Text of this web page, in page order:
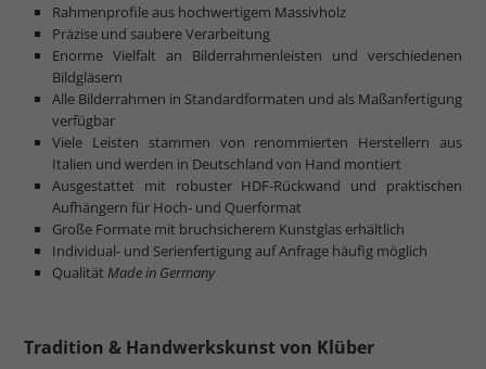
Rahmenprofile aus hochwertigem Massivholz
Präzise und saubere Verarbeitung
Enorme Vielfalt an Bilderrahmenleisten und verschiedenen
Bildgläsern
Alle Bilderrahmen in Standardformaten und als Maßanfertigung
verfügbar
Viele Leisten stammen von renommierten Herstellern aus
Italien und werden in Deutschland von Hand montiert
Ausgestattet mit robuster HDF-Rückwand und praktischen
Aufhängern für Hoch- und Querformat
Große Formate mit bruchsicherem Kunstglas erhältlich
Individual- und Serienfertigung auf Anfrage häufig möglich
Qualität Made in Germany
Tradition & Handwerkskunst von Klüber